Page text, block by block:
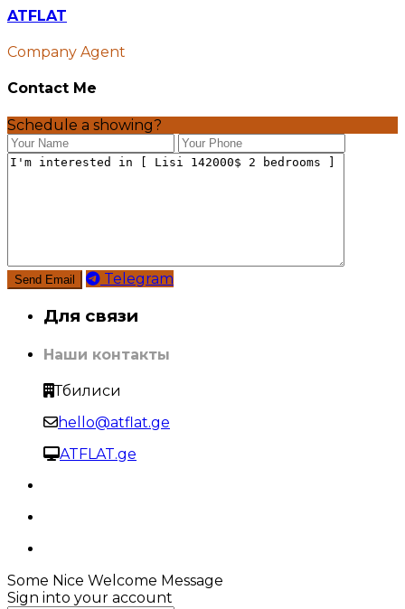
ATFLAT
Company Agent
Contact Me
Schedule a showing?
Telegram
Для связи
Наши контакты
Тбилиси
hello@atflat.ge
ATFLAT.ge
Some Nice Welcome Message
Sign into your account